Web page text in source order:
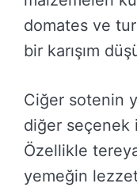
domates ve
bir karışım
Ciğer sotenin
diğer seçenek
Özellikle
yemeğin